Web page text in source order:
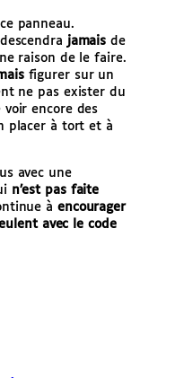
panneau.
jamais de
raison de le faire.
figurer sur un
ne pas exister du
encore des
placer à tort et à
avec une
n’est pas faite
à encourager
avec le code